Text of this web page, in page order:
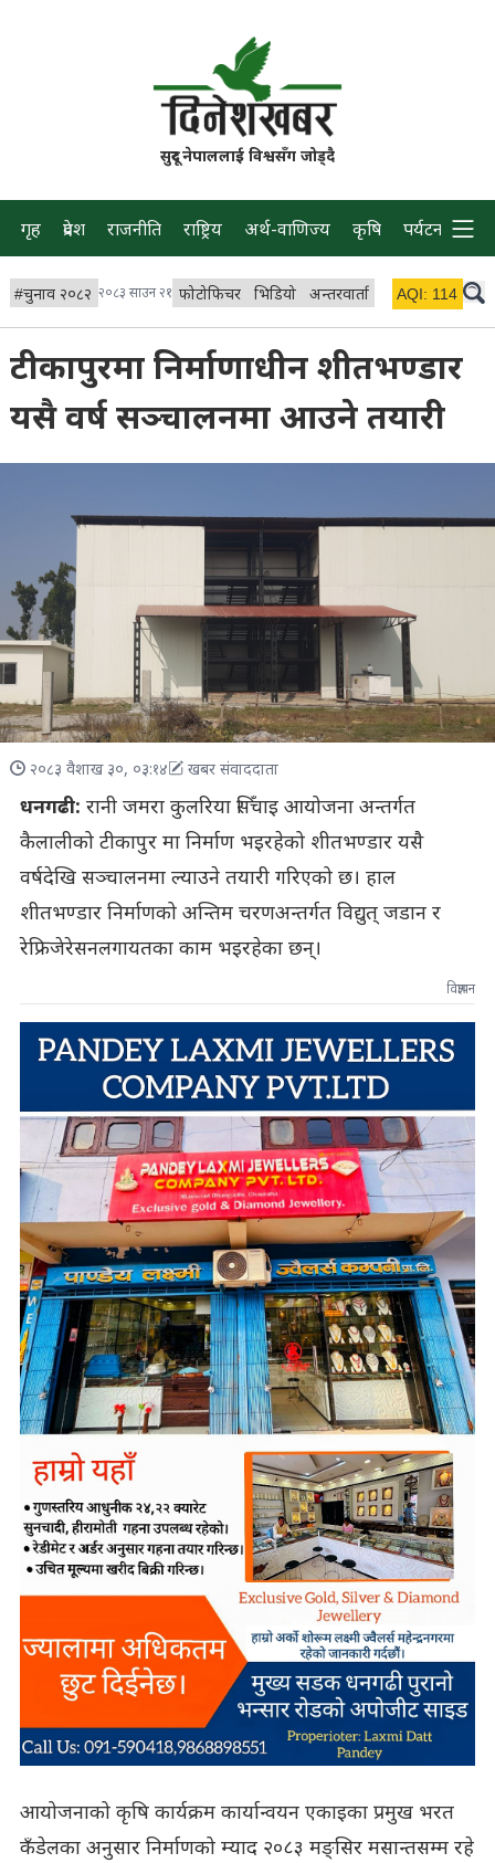
सुदूर नेपाललाई विश्वसँग जोड्दै
गृह प्रदेश राजनीति राष्ट्रिय अर्थ-वाणिज्य कृषि पर्यटन प्रवास
#चुनाव २०८२ २०८३ साउन २१ फोटोफिचर भिडियो अन्तरवार्ता विचार/ब्लग
AQI: 114
टीकापुरमा निर्माणाधीन शीतभण्डार
यसै वर्ष सञ्चालनमा आउने तयारी
२०८३ वैशाख ३०, ०३:१४ खबर संवाददाता
धनगढी: रानी जमरा कुलरिया सिँचाइ आयोजना अन्तर्गत
कैलालीको टीकापुर मा निर्माण भइरहेको शीतभण्डार यसै
वर्षदेखि सञ्चालनमा ल्याउने तयारी गरिएको छ। हाल
शीतभण्डार निर्माणको अन्तिम चरणअन्तर्गत विद्युत् जडान र
रेफ्रिजेरेसनलगायतका काम भइरहेका छन्।
विज्ञापन
आयोजनाको कृषि कार्यक्रम कार्यान्वयन एकाइका प्रमुख भरत
कँडेलका अनुसार निर्माणको म्याद २०८३ मङ्सिर मसान्तसम्म रहे